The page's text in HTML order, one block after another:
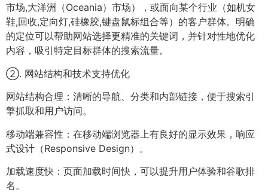
市场,大洋洲（Oceania）市场），或面向某个行业（如机女
鞋,回收,定向灯,硅橡胶,键盘鼠标组合等）的客户群体。明确
的定位可以帮助网站选择更精准的关键词，并针对性地优化
内容，吸引特定目标群体的搜索流量。
②. 网站结构和技术支持优化
网站结构合理：清晰的导航、分类和内部链接，便于搜索引
擎抓取和用户访问。
移动端兼容性：在移动端浏览器上有良好的显示效果，响应
式设计（Responsive Design）。
加载速度快：页面加载时间快，可以提升用户体验和谷歌排
名。